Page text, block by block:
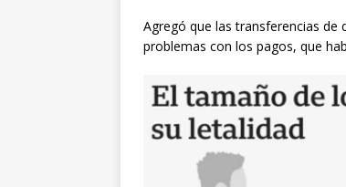
Agregó que las transferencias de
problemas con los pagos, que